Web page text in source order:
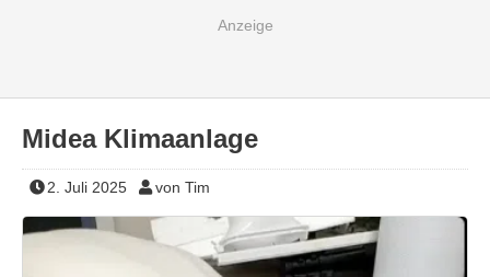
Midea Klimaanlage
2. Juli 2025 von Tim